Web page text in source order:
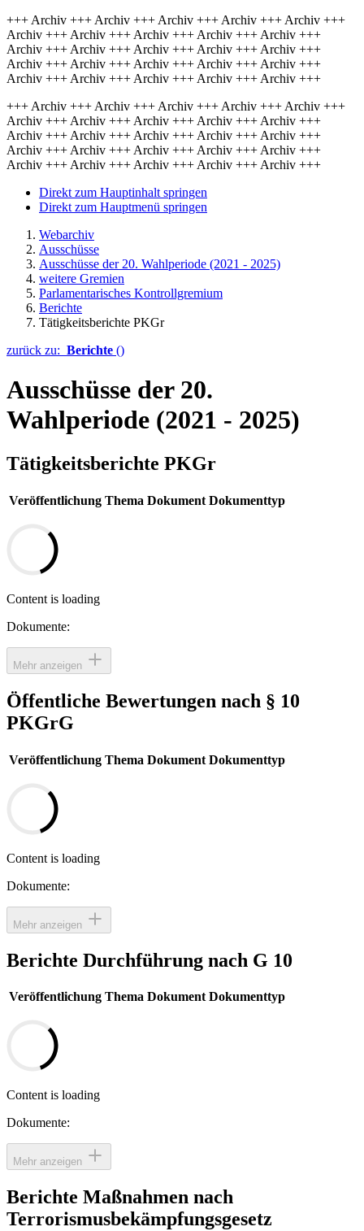
+++ Archiv +++ Archiv +++ Archiv +++ Archiv +++ Archiv +++
Archiv +++ Archiv +++ Archiv +++ Archiv +++ Archiv +++
Archiv +++ Archiv +++ Archiv +++ Archiv +++ Archiv +++
Archiv +++ Archiv +++ Archiv +++ Archiv +++ Archiv +++
Archiv +++ Archiv +++ Archiv +++ Archiv +++ Archiv +++
+++ Archiv +++ Archiv +++ Archiv +++ Archiv +++ Archiv +++
Archiv +++ Archiv +++ Archiv +++ Archiv +++ Archiv +++
Archiv +++ Archiv +++ Archiv +++ Archiv +++ Archiv +++
Archiv +++ Archiv +++ Archiv +++ Archiv +++ Archiv +++
Archiv +++ Archiv +++ Archiv +++ Archiv +++ Archiv +++
Direkt zum Hauptinhalt springen
Direkt zum Hauptmenü springen
Webarchiv
Ausschüsse
Ausschüsse der 20. Wahlperiode (2021 - 2025)
weitere Gremien
Parlamentarisches Kontrollgremium
Berichte
Tätigkeitsberichte PKGr
zurück zu: Berichte ()
Ausschüsse der 20.
Wahlperiode (2021 - 2025)
Tätigkeitsberichte PKGr
Veröffentlichung Thema Dokument Dokumenttyp
Content is loading
Dokumente:
Mehr anzeigen
Öffentliche Bewertungen nach § 10
PKGrG
Veröffentlichung Thema Dokument Dokumenttyp
Content is loading
Dokumente:
Mehr anzeigen
Berichte Durchführung nach G 10
Veröffentlichung Thema Dokument Dokumenttyp
Content is loading
Dokumente:
Mehr anzeigen
Berichte Maßnahmen nach
Terrorismusbekämpfungsgesetz